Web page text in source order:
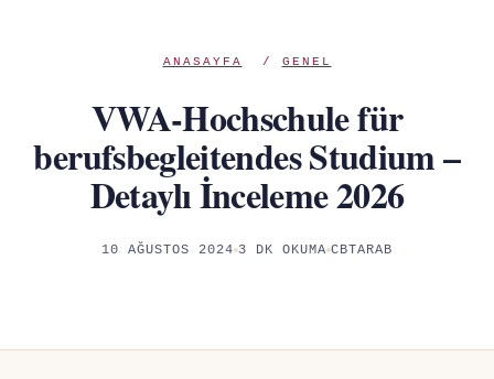
ANASAYFA / GENEL
VWA-Hochschule für
berufsbegleitendes Studium –
Detaylı İnceleme 2026
10 AĞUSTOS 2024 3 DK OKUMA CBTARAB